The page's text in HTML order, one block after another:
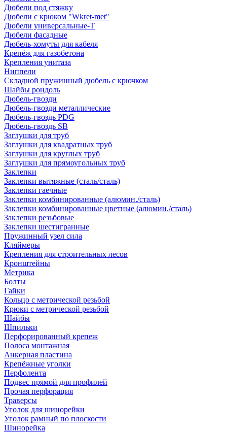
Дюбели под стяжку
Дюбели с крюком "Wkret-met"
Дюбели универсальные-Т
Дюбели фасадные
Дюбель-хомуты для кабеля
Крепёж для газобетона
Крепления унитаза
Ниппели
Складной пружинный дюбель с крючком
Шайбы рондоль
Дюбель-гвозди
Дюбель-гвозди металлические
Дюбель-гвоздь PDG
Дюбель-гвоздь SB
Заглушки для труб
Заглушки для квадратных труб
Заглушки для круглых труб
Заглушки для прямоугольных труб
Заклепки
Заклепки вытяжные (сталь/сталь)
Заклепки гаечные
Заклепки комбинированные (алюмин./сталь)
Заклепки комбинированные цветные (алюмин./сталь)
Заклепки резьбовые
Заклепки шестигранные
Пружинный узел сила
Кляймеры
Крепления для строительных лесов
Кронштейны
Метрика
Болты
Гайки
Кольцо с метрической резьбой
Крюки с метрической резьбой
Шайбы
Шпильки
Перфорированный крепеж
Полоса монтажная
Анкерная пластина
Крепёжные уголки
Перфолента
Подвес прямой для профилей
Прочая перфорация
Траверсы
Уголок для шинорейки
Уголок рамный по плоскости
Шинорейка